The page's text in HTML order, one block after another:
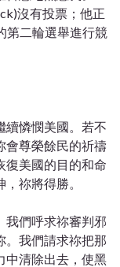
沒有投票；他正
第二輪選舉進行競
續憐憫美國。若不
會尊榮餘民的祈禱
復美國的目的和命
祢將得勝。
我們呼求祢審判邪
。我們請求祢把那
中清除出去，使黑